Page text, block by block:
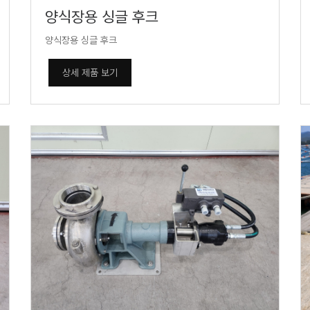
양식장용 싱글 후크
양식장용 싱글 후크
상세 제품 보기